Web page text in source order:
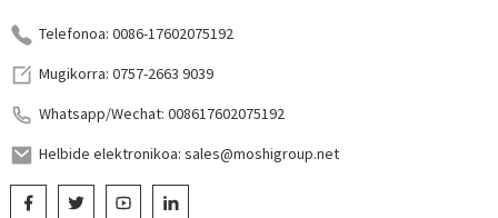
Telefonoa: 0086-17602075192
Mugikorra: 0757-2663 9039
Whatsapp/Wechat: 008617602075192
Helbide elektronikoa: sales@moshigroup.net